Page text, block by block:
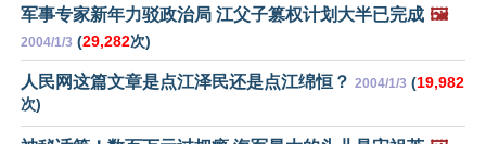
军事专家新年力驳政治局 江父子篡权计划大半已完成 🖼️
2004/1/3 (29,282次)
人民网这篇文章是点江泽民还是点江绵恒？ 2004/1/3 (19,982
次)